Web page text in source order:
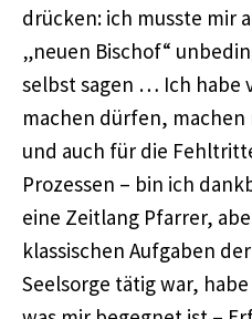
drücken: ich musste mir
„neuen Bischof“
selbst sagen … Ich habe
machen dürfen, machen
und auch für die
Prozessen – bin ich
eine Zeitlang Pfarrer,
klassischen Aufgaben
Seelsorge tätig war,